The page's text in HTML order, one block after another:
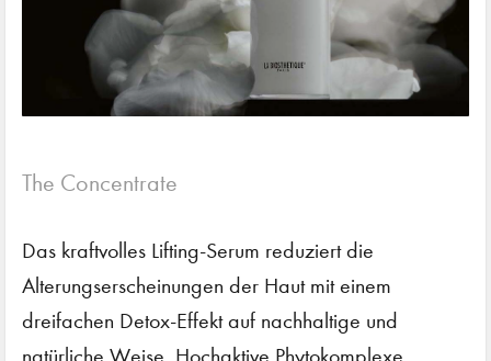
The Concentrate
Das kraftvolles Lifting-Serum reduziert die
Alterungserscheinungen der Haut mit einem
dreifachen Detox-Effekt auf nachhaltige und
natürliche Weise. Hochaktive Phytokomplexe